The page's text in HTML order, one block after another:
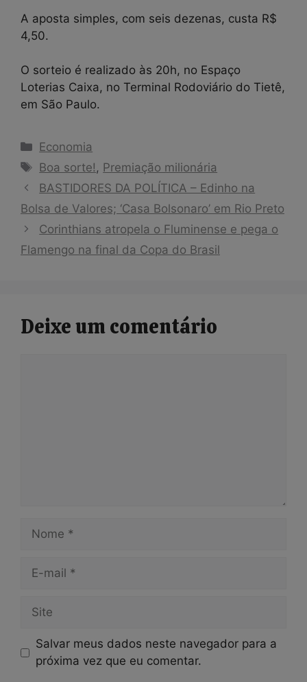
A aposta simples, com seis dezenas, custa R$
4,50.
O sorteio é realizado às 20h, no Espaço
Loterias Caixa, no Terminal Rodoviário do Tietê,
em São Paulo.
Categorias
Economia
Tags
Boa sorte! , Premiação milionária
BASTIDORES DA POLÍTICA – Edinho na
Bolsa de Valores; ‘Casa Bolsonaro’ em Rio Preto
Corinthians atropela o Fluminense e pega o
Flamengo na final da Copa do Brasil
Deixe um comentário
Nome
Site
Salvar meus dados neste navegador para a
próxima vez que eu comentar.